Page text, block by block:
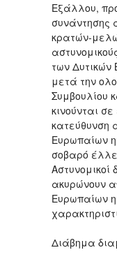
Εξάλλου,
συνάντησης
κρατών-
των
μετά την
Συμβουλίου
κινούνται
κατεύθυνση
Ευρωπαίων
σοβαρό
Αστυνομικοί
ακυρώνουν
Ευρωπαίων
Διάβημα